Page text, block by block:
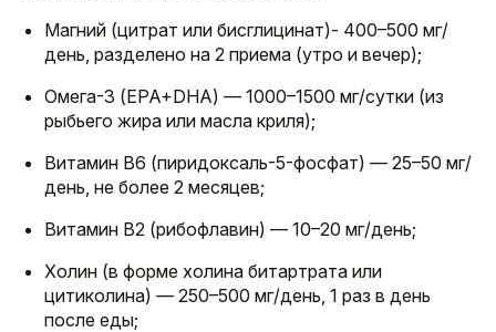
Магний (цитрат или бисглицинат)- 400–500 мг/
день, разделено на 2 приема (утро и вечер);
Омега-3 (EPA+DHA) — 1000–1500 мг/сутки (из
рыбьего жира или масла криля);
Витамин B6 (пиридоксаль-5-фосфат) — 25–50 мг/
день, не более 2 месяцев;
Витамин B2 (рибофлавин) — 10–20 мг/день;
Холин (в форме холина битартрата или
цитиколина) — 250–500 мг/день, 1 раз в день
после еды;